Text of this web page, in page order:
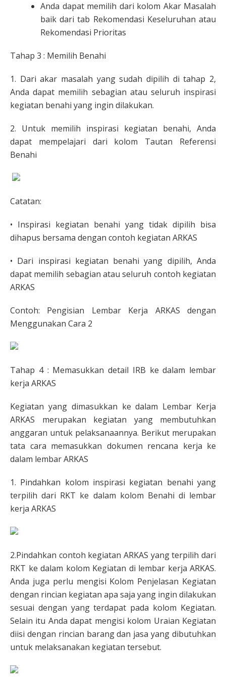
Anda dapat memilih dari kolom Akar Masalah
baik dari tab Rekomendasi Keseluruhan atau
Rekomendasi Prioritas
Tahap 3 : Memilih Benahi
1. Dari akar masalah yang sudah dipilih di tahap 2,
Anda dapat memilih sebagian atau seluruh inspirasi
kegiatan benahi yang ingin dilakukan.
2. Untuk memilih inspirasi kegiatan benahi, Anda
dapat mempelajari dari kolom Tautan Referensi
Benahi
Catatan:
• Inspirasi kegiatan benahi yang tidak dipilih bisa
dihapus bersama dengan contoh kegiatan ARKAS
• Dari inspirasi kegiatan benahi yang dipilih, Anda
dapat memilih sebagian atau seluruh contoh kegiatan
ARKAS
Contoh: Pengisian Lembar Kerja ARKAS dengan
Menggunakan Cara 2
Tahap 4 : Memasukkan detail IRB ke dalam lembar
kerja ARKAS
Kegiatan yang dimasukkan ke dalam Lembar Kerja
ARKAS merupakan kegiatan yang membutuhkan
anggaran untuk pelaksanaannya. Berikut merupakan
tata cara memasukkan dokumen rencana kerja ke
dalam lembar ARKAS
1. Pindahkan kolom inspirasi kegiatan benahi yang
terpilih dari RKT ke dalam kolom Benahi di lembar
kerja ARKAS
2.Pindahkan contoh kegiatan ARKAS yang terpilih dari
RKT ke dalam kolom Kegiatan di lembar kerja ARKAS.
Anda juga perlu mengisi Kolom Penjelasan Kegiatan
dengan rincian kegiatan apa saja yang ingin dilakukan
sesuai dengan yang terdapat pada kolom Kegiatan.
Selain itu Anda dapat mengisi kolom Uraian Kegiatan
diisi dengan rincian barang dan jasa yang dibutuhkan
untuk melaksanakan kegiatan tersebut.